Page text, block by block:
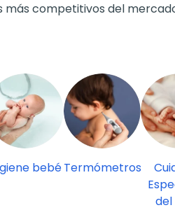
más competitivos del
bebéTermómetros
del